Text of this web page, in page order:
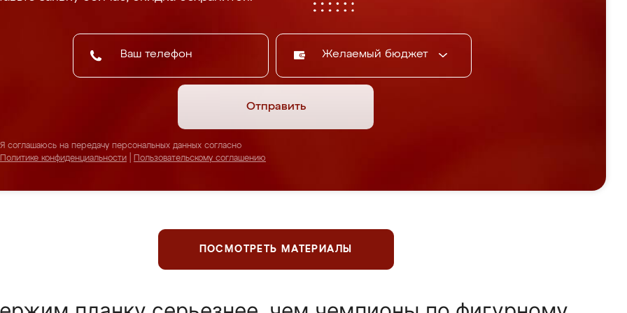
Желаемый бюджет
Отправить
Я соглашаюсь на передачу персональных данных согласно
Политике конфиденциальности
Пользовательскому соглашению
ПОСМОТРЕТЬ МАТЕРИАЛЫ